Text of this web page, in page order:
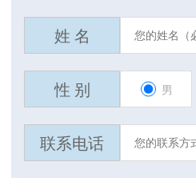
姓 名
性 别 男
联系电话